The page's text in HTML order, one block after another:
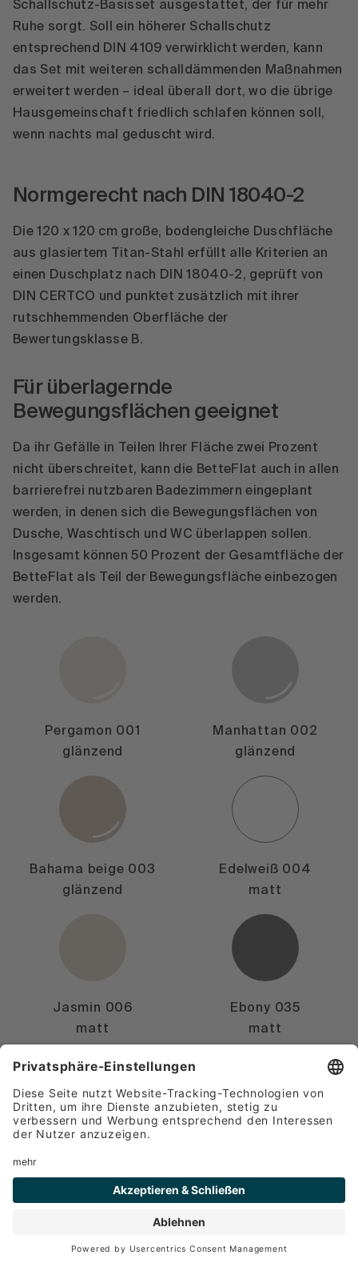
Schallschutz-Basisset ausgestattet, der für mehr
Ruhe sorgt. Soll ein höherer Schallschutz
entsprechend DIN 4109 verwirklicht werden, kann
das Set mit weiteren schalldämmenden Maßnahmen
erweitert werden – ideal überall dort, wo die übrige
Hausgemeinschaft friedlich schlafen können soll,
wenn nachts mal geduscht wird.
Normgerecht nach DIN 18040-2
Die 120 x 120 cm große, bodengleiche Duschfläche
aus glasiertem Titan-Stahl erfüllt alle Kriterien an
einen Duschplatz nach DIN 18040-2, geprüft von
DIN CERTCO und punktet zusätzlich mit ihrer
rutschhemmenden Oberfläche der
Bewertungsklasse B.
Für überlagernde
Bewegungsflächen geeignet
Da ihr Gefälle in Teilen Ihrer Fläche zwei Prozent
nicht überschreitet, kann die BetteFlat auch in allen
barrierefrei nutzbaren Badezimmern eingeplant
werden, in denen sich die Bewegungsflächen von
Dusche, Waschtisch und WC überlappen sollen.
Insgesamt können 50 Prozent der Gesamtfläche der
BetteFlat als Teil der Bewegungsfläche einbezogen
werden.
Pergamon 001
glänzend
Manhattan 002
glänzend
Bahama beige 003
glänzend
Edelweiß 004
matt
Jasmin 006
matt
Ebony 035
matt
Paket Basic